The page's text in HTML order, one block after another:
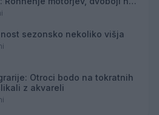
Car Meet
sezonsko nekoliko višja
Otroci bodo na tokratnih
z akvareli